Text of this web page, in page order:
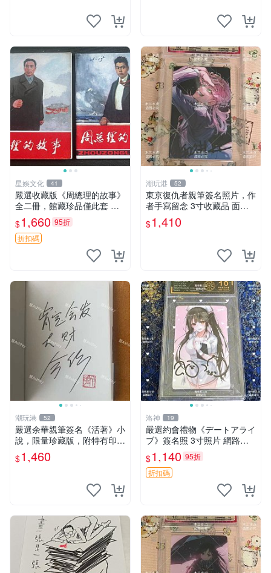
星娛文化 41
嚴選收藏版《周總理的故事》
全二冊，館藏珍品僅此套 周
總理 故事 紀念畫冊
$1,660 95折
折扣碼
潮玩港 52
東京復仇者親筆簽名照片，作
者手寫留念 3寸收藏品 面簽
珍藏 東京裡ベンジャーズ 畫
家原創 約3x5.5cm 簽名版 國
$1,410
潮玩港 52
嚴選余華親筆簽名《活著》小
說，限量珍藏版，附特有印
章。 活著 小說 簽名書
$1,460
洛神 19
嚴選約會禮物《デートアライ
ブ》簽名照 3寸照片 網路原
圖 實物美 希望與你見面 デー
トアライブ 簽名照 收藏品
$1,140 95折
折扣碼